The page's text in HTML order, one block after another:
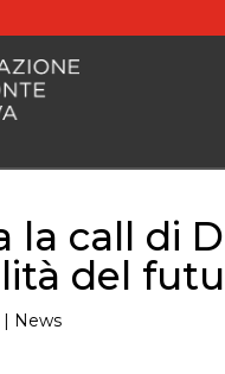
la call di
del
| News